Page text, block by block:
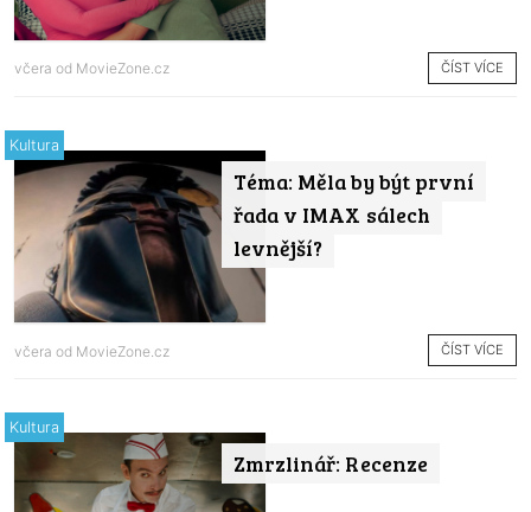
včera od MovieZone.cz ČÍST VÍCE
Téma: Měla by být první
řada v IMAX sálech
levnější?
Kultura
včera od MovieZone.cz ČÍST VÍCE
Zmrzlinář: Recenze
Kultura